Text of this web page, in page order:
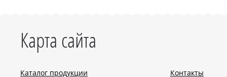
Карта сайта
Каталог продукции Контакты